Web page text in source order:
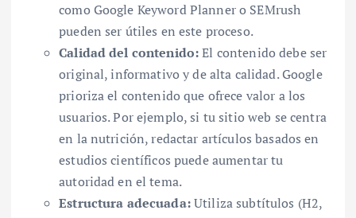
como Google Keyword Planner o SEMrush
pueden ser útiles en este proceso.
Calidad del contenido:El contenido debe ser
original, informativo y de alta calidad. Google
prioriza el contenido que ofrece valor a los
usuarios. Por ejemplo, si tu sitio web se centra
en la nutrición, redactar artículos basados en
estudios científicos puede aumentar tu
autoridad en el tema.
Estructura adecuada:Utiliza subtítulos (H2,